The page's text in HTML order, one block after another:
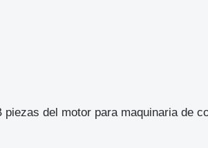
del motor para maquinaria de